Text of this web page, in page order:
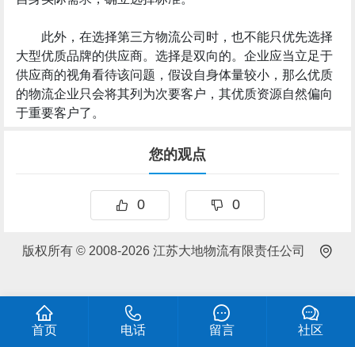
此外，在选择第三方物流公司时，也不能只优先选择
大型优质品牌的供应商。选择是双向的。企业应当立足于
供应商的视角看待该问题，假设自身体量较小，那么优质
的物流企业只会将其列为次要客户，其优质资源自然偏向
于重要客户了。
您的观点
0 0
版权所有 © 2008-2026 江苏大地物流有限责任公司
首页 电话 留言 社区